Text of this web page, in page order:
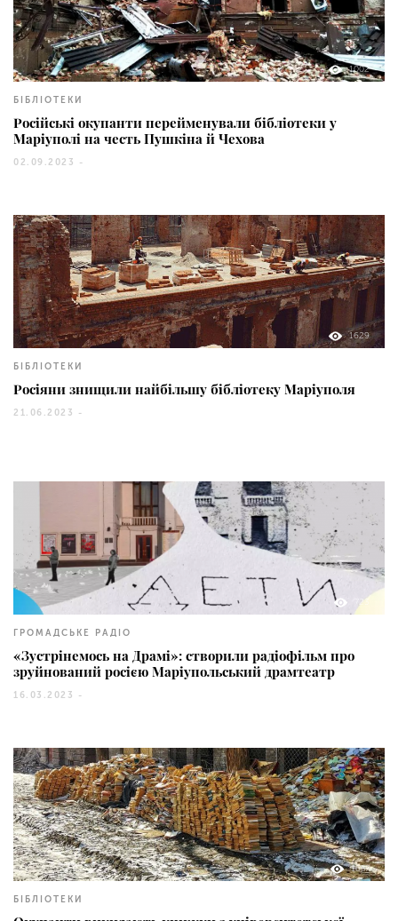
1002
БІБЛІОТЕКИ
Російські окупанти перейменували бібліотеки у
Маріуполі на честь Пушкіна й Чехова
02.09.2023 -
1629
БІБЛІОТЕКИ
Росіяни знищили найбільшу бібліотеку Маріуполя
21.06.2023 -
723
ГРОМАДСЬКЕ РАДІО
«Зустрінемось на Драмі»: створили радіофільм про
зруйнований росією Маріупольський драмтеатр
16.03.2023 -
1657
БІБЛІОТЕКИ